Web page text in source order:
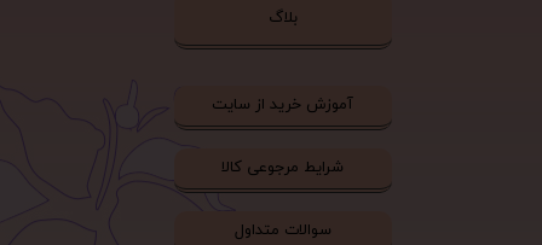
بلاگ
آموزش خرید از سایت
شرایط مرجوعی کالا
سوالات متداول